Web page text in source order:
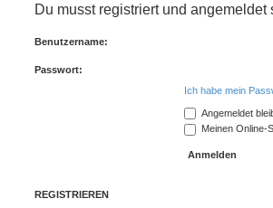
Du musst registriert und
Benutzername:
Passwort:
Ich habe mein
Angemeldet
Meinen Online-
REGISTRIEREN